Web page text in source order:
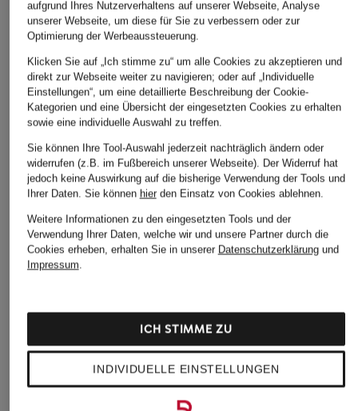
HUGO
Bestpreis:59,49 €
STRELLSON
Chino LOUIS-W
Relaxed Fit
119,95 €
129,99 €
aufgrund Ihres Nutzerverhaltens auf unserer Webseite, Analyse
unserer Webseite, um diese für Sie zu verbessern oder zur
Optimierung der Werbeaussteuerung.
Klicken Sie auf „Ich stimme zu“ um alle Cookies zu akzeptieren und
direkt zur Webseite weiter zu navigieren; oder auf „Individuelle
Einstellungen“, um eine detaillierte Beschreibung der Cookie-
Kategorien und eine Übersicht der eingesetzten Cookies zu erhalten
sowie eine individuelle Auswahl zu treffen.
Sie können Ihre Tool-Auswahl jederzeit nachträglich ändern oder
widerrufen (z.B. im Fußbereich unserer Webseite). Der Widerruf hat
jedoch keine Auswirkung auf die bisherige Verwendung der Tools und
Ihrer Daten. Sie können hierden Einsatz von Cookies ablehnen.
Weitere Informationen zu den eingesetzten Tools und der
Verwendung Ihrer Daten, welche wir und unsere Partner durch die
Cookies erheben, erhalten Sie in unserer Datenschutzerklärungund
Impressum.
INDIVIDUELLE EINSTELLUNGEN
ICH STIMME ZU